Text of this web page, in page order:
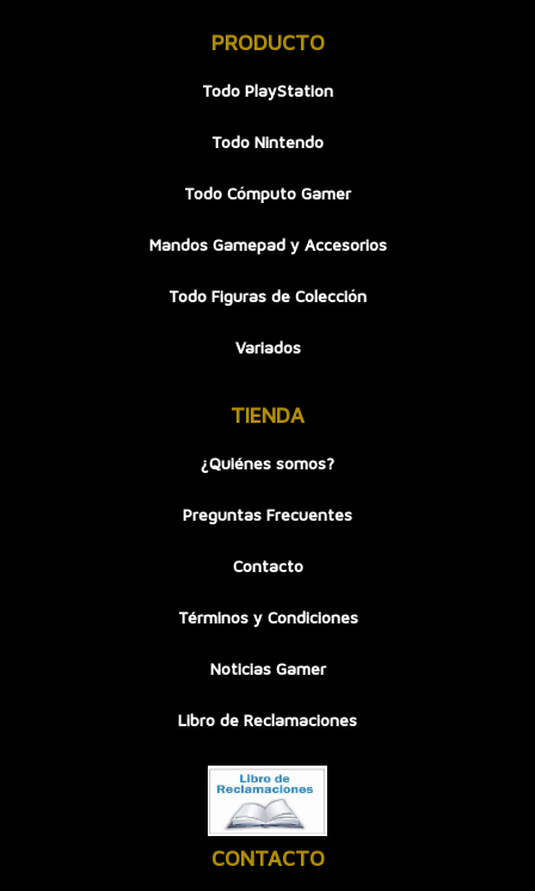
PRODUCTO
Todo PlayStation
Todo Nintendo
Todo Cómputo Gamer
Mandos Gamepad y Accesorios
Todo Figuras de Colección
Variados
TIENDA
¿Quiénes somos?
Preguntas Frecuentes
Contacto
Términos y Condiciones
Noticias Gamer
Libro de Reclamaciones
CONTACTO